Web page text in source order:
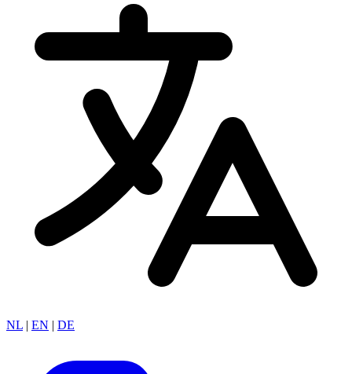
NL | EN | DE